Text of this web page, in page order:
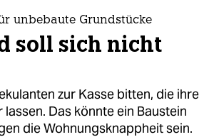
unbebaute Grundstücke
soll sich nicht
zur Kasse bitten, die ihre
Das könnte ein Baustein
die Wohnungsknappheit sein.